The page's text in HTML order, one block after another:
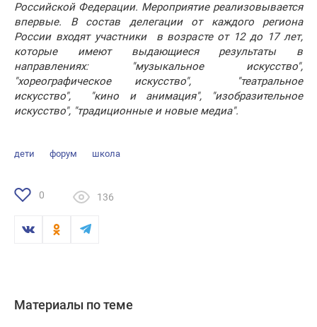
Российской Федерации. Мероприятие реализовывается
впервые. В состав делегации от каждого региона
России входят участники в возрасте от 12 до 17 лет,
которые имеют выдающиеся результаты в
направлениях: "музыкальное искусство",
"хореографическое искусство", "театральное
искусство", "кино и анимация", "изобразительное
искусство", "традиционные и новые медиа".
дети форум школа
0 136
Материалы по теме